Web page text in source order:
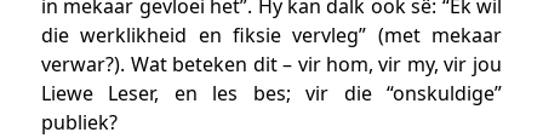
in mekaar gevloei het”. Hy kan dalk ook sê: “Ek wil
die werklikheid en fiksie vervleg” (met mekaar
verwar?). Wat beteken dit – vir hom, vir my, vir jou
Liewe Leser, en les bes; vir die “onskuldige”
publiek?